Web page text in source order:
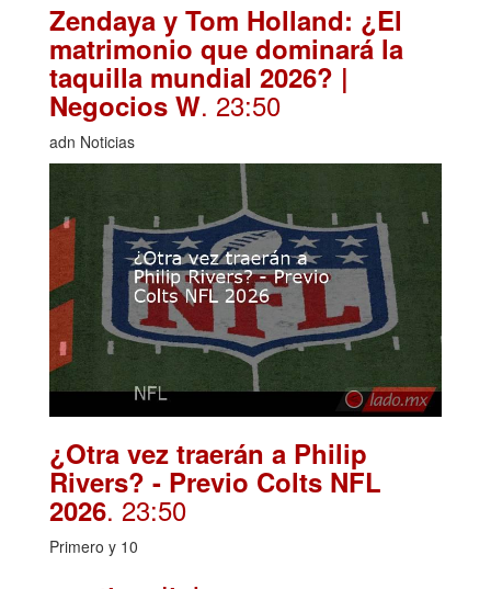
Zendaya y Tom Holland: ¿El
matrimonio que dominará la
taquilla mundial 2026? |
Negocios W. 23:50
adn Noticias
¿Otra vez traerán a Philip
Rivers? - Previo Colts NFL
2026. 23:50
Primero y 10